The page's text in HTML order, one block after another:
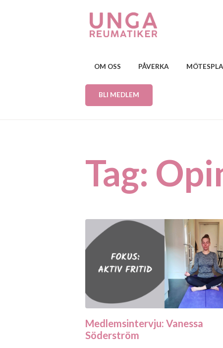
OM OSS PÅVERKA
BLI MEDLEM
Tag:
Medlemsintervju: Vanessa
Söderström